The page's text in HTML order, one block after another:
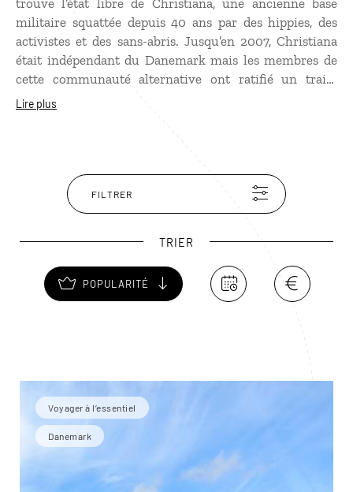
trouve l’état libre de Christiana, une ancienne base
militaire squattée depuis 40 ans par des hippies, des
activistes et des sans-abris. Jusqu’en 2007, Christiana
était indépendant du Danemark mais les membres de
cette communauté alternative ont ratifié un traité
prévoyant la cession progressive de leur territoire au
sympathiques et une ambiance d’un autre temps, tout
droit sortie des années 1970.
Lire plus
FILTRER
TRIER
POPULARITÉ
Voyager à l’essentiel
Danemark